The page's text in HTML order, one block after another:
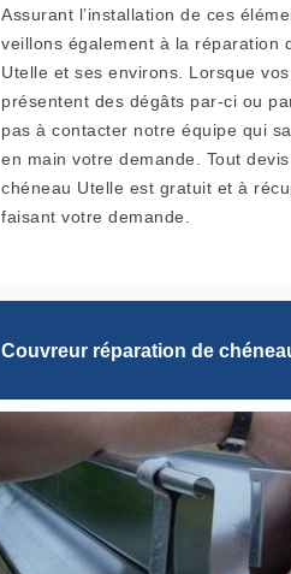
Assurant l’installation de ces
veillons également à la réparation
Utelle et ses environs. Lorsque
présentent des dégâts par-ci ou
pas à contacter notre équipe qui
en main votre demande. Tout
chéneau Utelle est gratuit et à
faisant votre demande.
Couvreur réparation de